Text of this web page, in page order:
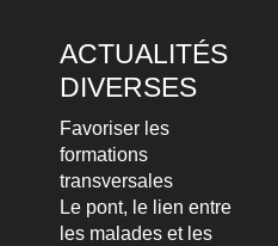
ACTUALITÉS
DIVERSES
Favoriser les
formations
transversales
Le pont, le lien entre
les malades et les